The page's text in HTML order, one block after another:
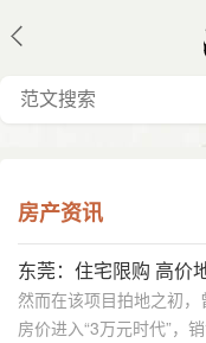
房产资讯
东莞：住宅限购 高价
然而在该项目拍地之初
房价进入“3万元时代”，